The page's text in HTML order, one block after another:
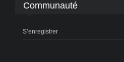
Communauté
S’enregistrer